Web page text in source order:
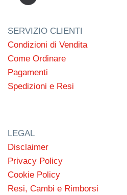
SERVIZIO CLIENTI
Condizioni di Vendita
Come Ordinare
Pagamenti
Spedizioni e Resi
LEGAL
Disclaimer
Privacy Policy
Cookie Policy
Resi, Cambi e Rimborsi